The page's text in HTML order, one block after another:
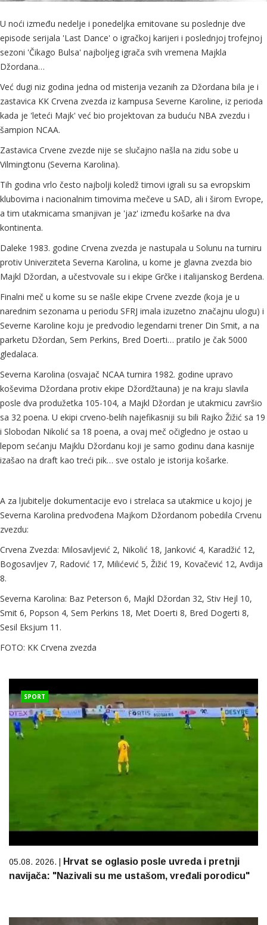
U noći između nedelje i ponedeljka emitovane su poslednje dve
episode serijala 'Last Dance' o igračkoj karijeri i poslednjoj trofejnoj
sezoni 'Čikago Bulsa' najboljeg igrača svih vremena Majkla
Džordana…
Već dugi niz godina jedna od misterija vezanih za Džordana bila je i
zastavica KK Crvena zvezda iz kampusa Severne Karoline, iz perioda
kada je 'leteći Majk' već bio projektovan za buduću NBA zvezdu i
šampion NCAA.
Zastavica Crvene zvezde nije se slučajno našla na zidu sobe u
Vilmingtonu (Severna Karolina).
Tih godina vrlo često najbolji koledž timovi igrali su sa evropskim
klubovima i nacionalnim timovima mečeve u SAD, ali i širom Evrope,
a tim utakmicama smanjivan je 'jaz' između košarke na dva
kontinenta.
Daleke 1983. godine Crvena zvezda je nastupala u Solunu na turniru
protiv Univerziteta Severna Karolina, u kome je glavna zvezda bio
Majkl Džordan, a učestvovale su i ekipe Grčke i italijanskog Berdena.
Finalni meč u kome su se našle ekipe Crvene zvezde (koja je u
narednim sezonama u periodu SFRJ imala izuzetno značajnu ulogu) i
Severne Karoline koju je predvodio legendarni trener Din Smit, a na
parketu Džordan, Sem Perkins, Bred Doerti… pratilo je čak 5000
gledalaca.
Severna Karolina (osvajač NCAA turnira 1982. godine upravo
koševima Džordana protiv ekipe Džordžtauna) je na kraju slavila
posle dva produžetka 105-104, a Majkl Džordan je utakmicu završio
sa 32 poena. U ekipi crveno-belih najefikasniji su bili Rajko Žižić sa 19
i Slobodan Nikolić sa 18 poena, a ovaj meč očigledno je ostao u
lepom sećanju Majklu Džordanu koji je samo godinu dana kasnije
izašao na draft kao treći pik… sve ostalo je istorija košarke.
A za ljubitelje dokumentacije evo i strelaca sa utakmice u kojoj je
Severna Karolina predvođena Majkom Džordanom pobedila Crvenu
zvezdu:
Crvena Zvezda: Milosavljević 2, Nikolić 18, Janković 4, Karadžić 12,
Bogosavljev 7, Radović 17, Milićević 5, Žižić 19, Kovačević 12, Avdija
8.
Severna Karolina: Baz Peterson 6, Majkl Džordan 32, Stiv Hejl 10,
Smit 6, Popson 4, Sem Perkins 18, Met Doerti 8, Bred Dogerti 8,
Sesil Eksjum 11.
FOTO: KK Crvena zvezda
SPORT
05.08. 2026. |
Hrvat se oglasio posle uvreda i pretnji
navijača: "Nazivali su me ustašom, vređali porodicu"